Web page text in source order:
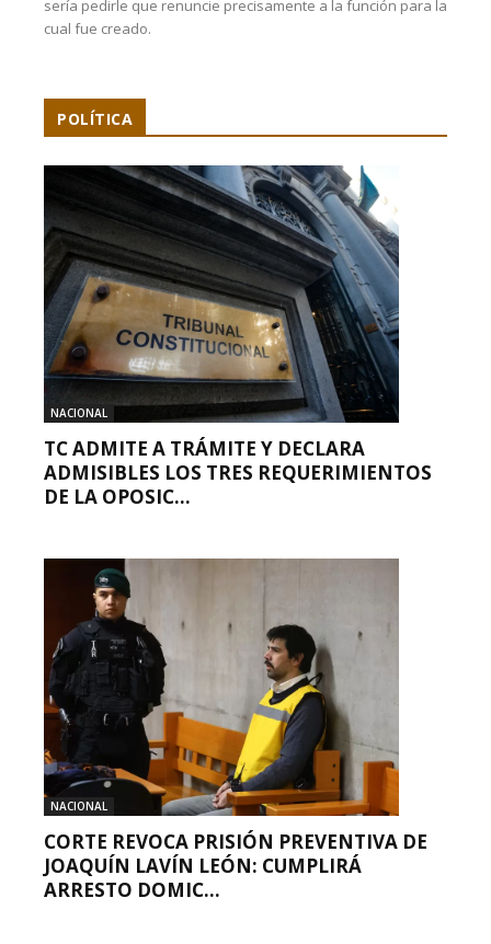
sería pedirle que renuncie precisamente a la función para la
cual fue creado.
POLÍTICA
NACIONAL
TC ADMITE A TRÁMITE Y DECLARA
ADMISIBLES LOS TRES REQUERIMIENTOS
DE LA OPOSIC...
NACIONAL
CORTE REVOCA PRISIÓN PREVENTIVA DE
JOAQUÍN LAVÍN LEÓN: CUMPLIRÁ
ARRESTO DOMIC...